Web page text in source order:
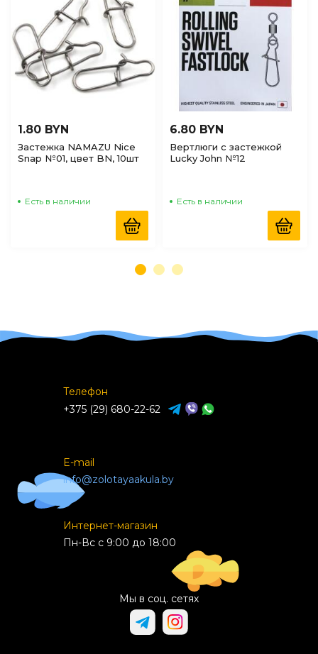
1.80 BYN
Застежка NAMAZU Nice
Snap №01, цвет BN, 10шт
Есть в наличии
6.80 BYN
Вертлюги c застежкой
Lucky John №12
Есть в наличии
Телефон
+375 (29) 680-22-62
E-mail
info@zolotayaakula.by
Интернет-магазин
Пн-Вс с 9:00 до 18:00
Мы в соц. сетях